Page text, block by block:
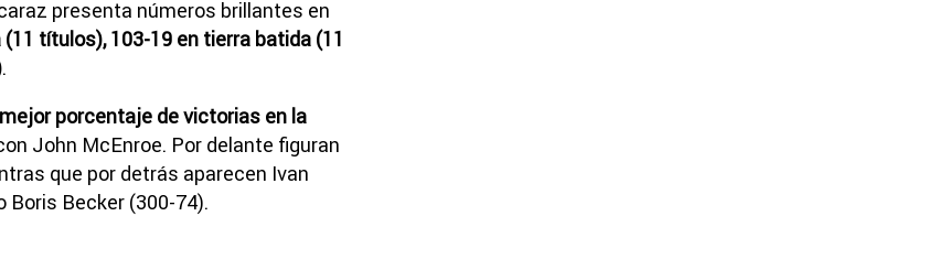
presenta números brillantes en
títulos), 103-19 en tierra batida (11
.
porcentaje de victorias en la
John McEnroe. Por delante figuran
que por detrás aparecen Ivan
Boris Becker (300-74).